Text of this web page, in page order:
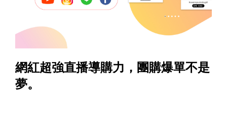
網紅超強直播導購力，團購爆單不是
夢。